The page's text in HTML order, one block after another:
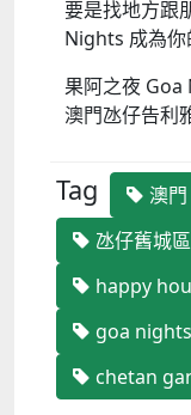
要是找地方跟
Nights 成為你
果阿之夜 Goa
澳門氹仔告利
Tag 澳門
氹仔舊城區
happy
goa nights
chetan